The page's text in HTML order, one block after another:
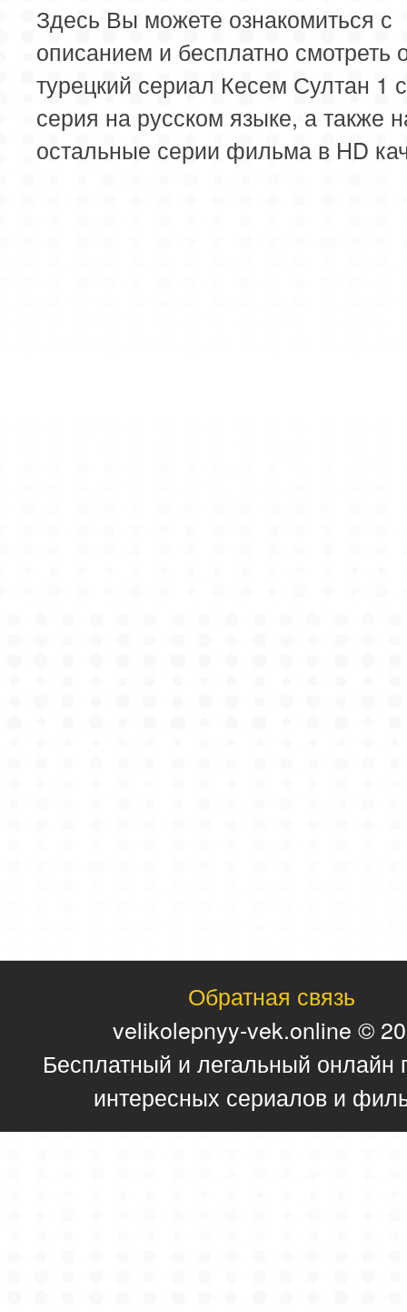
Здесь Вы можете ознакомиться с
описанием и бесплатно смотреть
турецкий сериал Кесем Султан 1
серия на русском языке, а также
остальные серии фильма в HD
Обратная связь
velikolepnyy-vek.online ©
Бесплатный и легальный онлайн
интересных сериалов и